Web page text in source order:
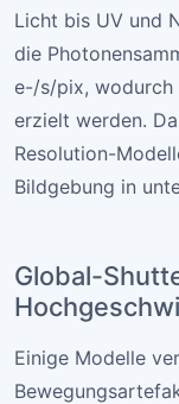
Licht bis UV und
die
e-/s/pix, wodurch
erzielt werden.
Resolution-
Bildgebung in
Global-
Einige Modelle